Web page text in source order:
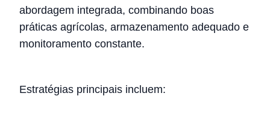
abordagem integrada, combinando boas
práticas agrícolas, armazenamento adequado e
monitoramento constante.
Estratégias principais incluem: